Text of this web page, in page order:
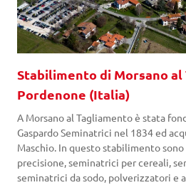
Stabilimento di Morsano al
Pordenone (Italia)
A Morsano al Tagliamento è stata
Gaspardo Seminatrici nel 1834 ed
Maschio. In questo stabilimento
precisione, seminatrici per cereali,
seminatrici da sodo, polverizzatori e